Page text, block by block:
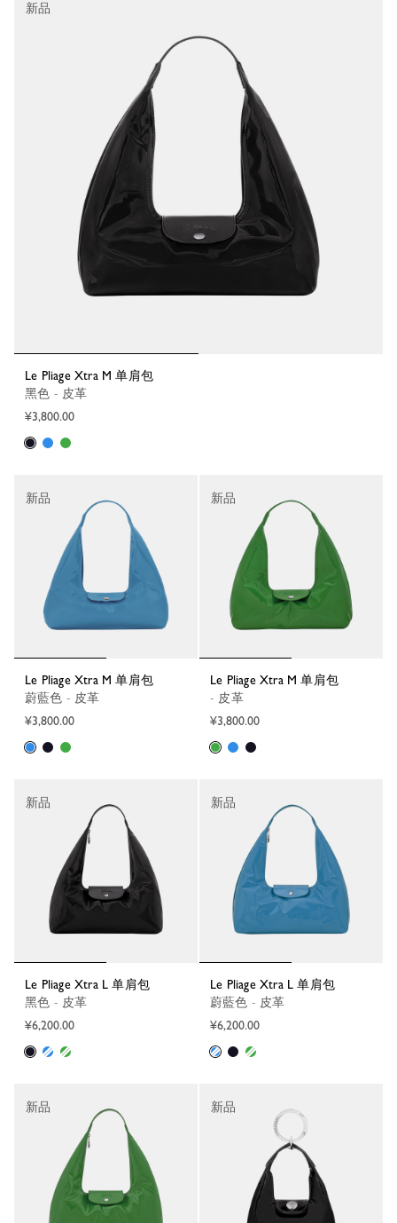
Le Pliage Xtra M 单肩包
黑色 - 皮革
¥3,800.00
新品
Le Pliage Xtra M 单肩包
蔚藍色 - 皮革
¥3,800.00
新品
Le Pliage Xtra M 单肩包
- 皮革
¥3,800.00
新品
Le Pliage Xtra L 单肩包
黑色 - 皮革
¥6,200.00
新品
Le Pliage Xtra L 单肩包
蔚藍色 - 皮革
¥6,200.00
新品
新品 新品